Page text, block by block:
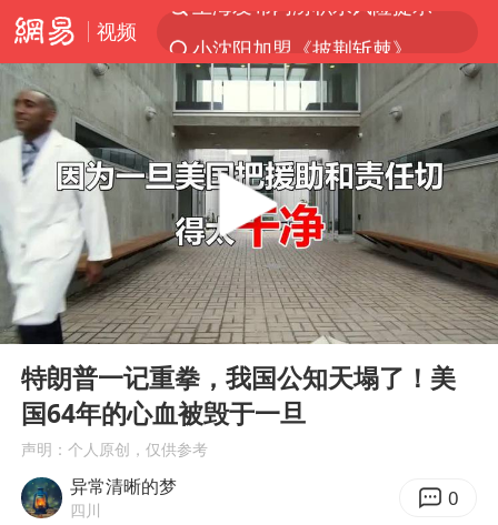
视频
台风“白海豚”登陆 各地各部门全力应对
白海豚雨量超越利奇马、巴威
人形机器人第一股
多地银行上调存款利率
上海地铁4条线路全线停运
白海豚路径图
宇树申购 中一签有望赚20万元
NBA传奇教练老尼尔森去世
4.2平卫生间补漏注胶花1.55万
律师谈贾冰私人饭局被偷拍
Play
00:00 06:34
特朗普一记重拳，我国公知天塌了！美
国64年的心血被毁于一旦
声明：个人原创，仅供参考
异常清晰的梦
四川 0